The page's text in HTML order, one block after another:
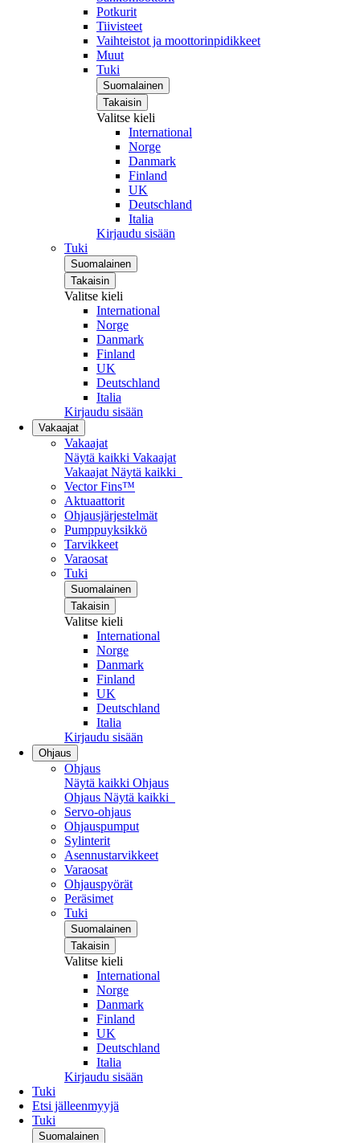
Potkurit
Tiivisteet
Vaihteistot ja moottorinpidikkeet
Muut
Tuki
Suomalainen
Takaisin
Valitse kieli
International
Norge
Danmark
Finland
UK
Deutschland
Italia
Kirjaudu sisään
Tuki
Suomalainen
Takaisin
Valitse kieli
International
Norge
Danmark
Finland
UK
Deutschland
Italia
Kirjaudu sisään
Vakaajat
Vakaajat
Näytä kaikki Vakaajat
Vakaajat Näytä kaikki
Vector Fins™
Aktuaattorit
Ohjausjärjestelmät
Pumppuyksikkö
Tarvikkeet
Varaosat
Tuki
Suomalainen
Takaisin
Valitse kieli
International
Norge
Danmark
Finland
UK
Deutschland
Italia
Kirjaudu sisään
Ohjaus
Ohjaus
Näytä kaikki Ohjaus
Ohjaus Näytä kaikki
Servo-ohjaus
Ohjauspumput
Sylinterit
Asennustarvikkeet
Varaosat
Ohjauspyörät
Peräsimet
Tuki
Suomalainen
Takaisin
Valitse kieli
International
Norge
Danmark
Finland
UK
Deutschland
Italia
Kirjaudu sisään
Tuki
Etsi jälleenmyyjä
Tuki
Suomalainen